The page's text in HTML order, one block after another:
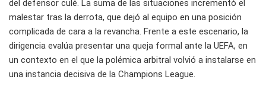
del defensor culé. La suma de las situaciones incrementó el
malestar tras la derrota, que dejó al equipo en una posición
complicada de cara a la revancha. Frente a este escenario, la
dirigencia evalúa presentar una queja formal ante la UEFA, en
un contexto en el que la polémica arbitral volvió a instalarse en
una instancia decisiva de la Champions League.